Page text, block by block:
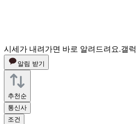
시세가 내려가면 바로 알려드려요.갤
알림 받기
추천순
통신사
조건